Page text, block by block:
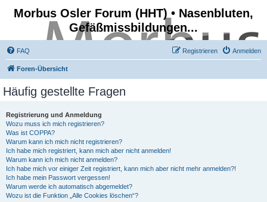
Morbus Osler Forum (HHT) • Nasenbluten,
Gefäßmissbildungen...
FAQ Anmelden
Registrieren
Foren-Übersicht
Häufig gestellte Fragen
Registrierung und Anmeldung
Wozu muss ich mich registrieren?
Was ist COPPA?
Warum kann ich mich nicht registrieren?
Ich habe mich registriert, kann mich aber nicht anmelden!
Warum kann ich mich nicht anmelden?
Ich habe mich vor einiger Zeit registriert, kann mich aber nicht mehr anmelden?!
Ich habe mein Passwort vergessen!
Warum werde ich automatisch abgemeldet?
Wozu ist die Funktion „Alle Cookies löschen“?